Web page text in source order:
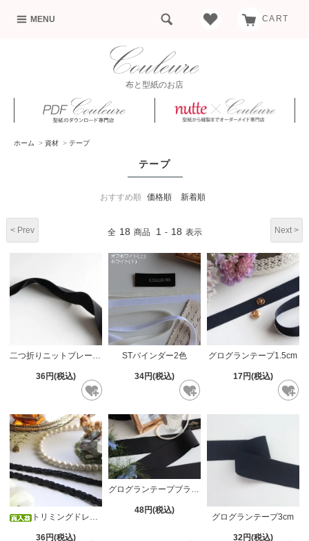
CART
MENU
布と型紙のお店
ホーム > 資材 > テープ
テープ
おすすめ順 価格順 新着順
< Prev Next >
全 18 商品 1 - 18 表示
二つ折りニットブレード7mm
36円(税込)
STバインダー2色
34円(税込)
グログランテープ1.5cm
17円(税込)
トリミングドレスブレード ブラック
36円(税込)
48円(税込)
グログランテープ3cm
32円(税込)